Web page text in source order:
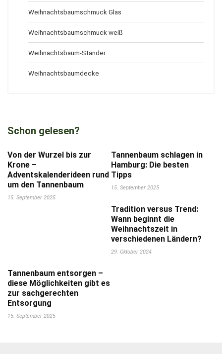
Weihnachtsbaumschmuck Glas
Weihnachtsbaumschmuck weiß
Weihnachtsbaum-Ständer
Weihnachtsbaumdecke
Schon gelesen?
Von der Wurzel bis zur
Krone –
Adventskalenderideen rund
um den Tannenbaum
15. September 2025
Tannenbaum schlagen in
Hamburg: Die besten
Tipps
15. September 2025
Tradition versus Trend:
Wann beginnt die
Weihnachtszeit in
verschiedenen Ländern?
29. Oktober 2024
Tannenbaum entsorgen –
diese Möglichkeiten gibt es
zur sachgerechten
Entsorgung
15. September 2025